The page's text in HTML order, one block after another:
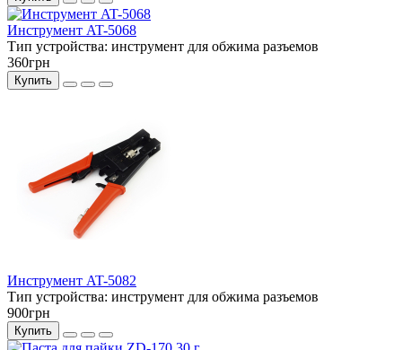
Инструмент AT-5068
Тип устройства: инструмент для обжима разъемов
360грн
Купить
Инструмент AT-5082
Тип устройства: инструмент для обжима разъемов
900грн
Купить